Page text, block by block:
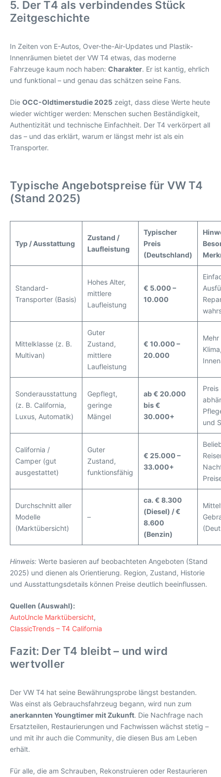
5. Der T4 als verbindendes Stück
Zeitgeschichte
In Zeiten von E-Autos, Over-the-Air-Updates und Plastik-
Innenräumen bietet der VW T4 etwas, das moderne
Fahrzeuge kaum noch haben: Charakter. Er ist kantig, ehrlich
und funktional – und genau das schätzen seine Fans.
Die OCC-Oldtimerstudie 2025 zeigt, dass diese Werte heute
wieder wichtiger werden: Menschen suchen Beständigkeit,
Authentizität und technische Einfachheit. Der T4 verkörpert all
das – und das erklärt, warum er längst mehr ist als ein
Transporter.
Typische Angebotspreise für VW T4
(Stand 2025)
Typ / Ausstattung
Zustand /
Laufleistung
Typischer
Preis
(Deutschland)
Standard-
Transporter (Basis)
Hohes Alter,
mittlere
Laufleistung
€ 5.000 –
10.000
Mittelklasse (z. B.
Multivan)
Guter
Zustand,
mittlere
Laufleistung
€ 10.000 –
20.000
Sonderausstattung
(z. B. California,
Luxus, Automatik)
Gepflegt,
geringe
Mängel
ab € 20.000
bis €
30.000+
und
California /
Camper (gut
ausgestattet)
Guter
Zustand,
funktionsfähig
€ 25.000 –
33.000+
Durchschnitt aller
Modelle
(Marktübersicht)
–
ca. € 8.300
(Diesel) / €
8.600
(Benzin)
Hinweis: Werte basieren auf beobachteten Angeboten (Stand
2025) und dienen als Orientierung. Region, Zustand, Historie
und Ausstattungsdetails können Preise deutlich beeinflussen.
Quellen (Auswahl):
AutoUncle Marktübersicht,
ClassicTrends – T4 California
Fazit: Der T4 bleibt – und wird
wertvoller
Der VW T4 hat seine Bewährungsprobe längst bestanden.
Was einst als Gebrauchsfahrzeug begann, wird nun zum
anerkannten Youngtimer mit Zukunft. Die Nachfrage nach
Ersatzteilen, Restaurierungen und Fachwissen wächst stetig –
und mit ihr auch die Community, die diesen Bus am Leben
erhält.
Für alle, die am Schrauben, Rekonstruieren oder Restaurieren